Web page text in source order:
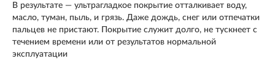
В результате — ультрагладкое покрытие отталкивает воду,
масло, туман, пыль, и грязь. Даже дождь, снег или отпечатки
пальцев не пристают. Покрытие служит долго, не тускнеет с
течением времени или от результатов нормальной
эксплуатации